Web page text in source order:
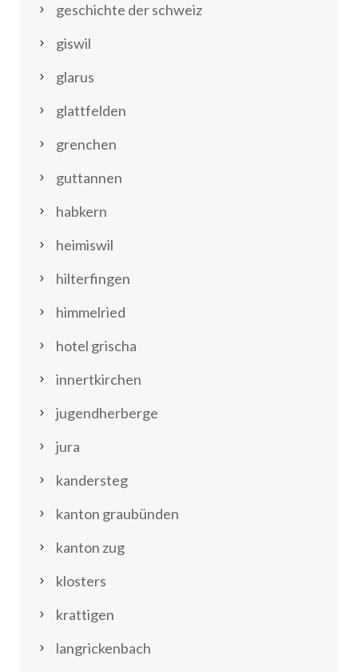
geschichte der schweiz
giswil
glarus
glattfelden
grenchen
guttannen
habkern
heimiswil
hilterfingen
himmelried
hotel grischa
innertkirchen
jugendherberge
jura
kandersteg
kanton graubünden
kanton zug
klosters
krattigen
langrickenbach